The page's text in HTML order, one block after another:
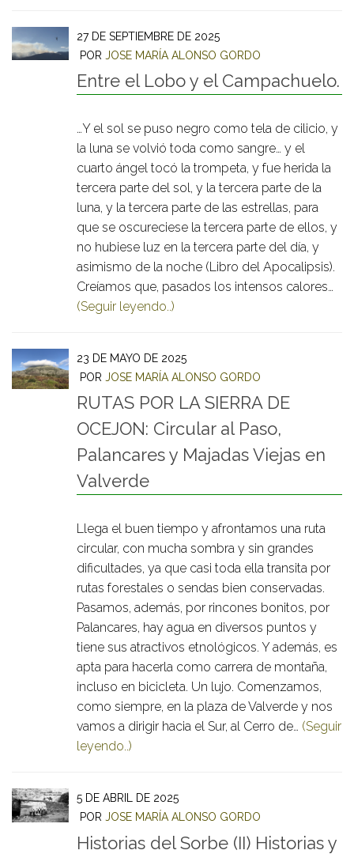
27 DE SEPTIEMBRE DE 2025
POR JOSE MARÍA ALONSO GORDO
Entre el Lobo y el Campachuelo.
…Y el sol se puso negro como tela de cilicio, y
la luna se volvió toda como sangre… y el
cuarto ángel tocó la trompeta, y fue herida la
tercera parte del sol, y la tercera parte de la
luna, y la tercera parte de las estrellas, para
que se oscureciese la tercera parte de ellos, y
no hubiese luz en la tercera parte del día, y
asimismo de la noche (Libro del Apocalipsis).
Creíamos que, pasados los intensos calores…
(Seguir leyendo..)
23 DE MAYO DE 2025
POR JOSE MARÍA ALONSO GORDO
RUTAS POR LA SIERRA DE
OCEJON: Circular al Paso,
Palancares y Majadas Viejas en
Valverde
Llega el buen tiempo y afrontamos una ruta
circular, con mucha sombra y sin grandes
dificultades, ya que casi toda ella transita por
rutas forestales o sendas bien conservadas.
Pasamos, además, por rincones bonitos, por
Palancares, hay agua en diversos puntos y
tiene sus atractivos etnológicos. Y además, es
apta para hacerla como carrera de montaña,
incluso en bicicleta. Un lujo. Comenzamos,
como siempre, en la plaza de Valverde y nos
vamos a dirigir hacia el Sur, al Cerro de… (Seguir
leyendo..)
5 DE ABRIL DE 2025
POR JOSE MARÍA ALONSO GORDO
Historias del Sorbe (II) Historias y